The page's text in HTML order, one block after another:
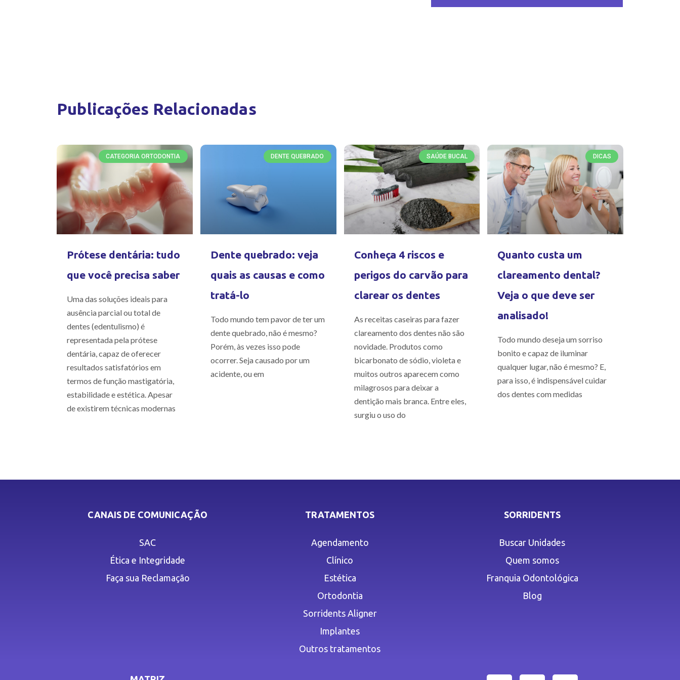
Publicações Relacionadas
CATEGORIA ORTODONTIA
Prótese dentária: tudo
que você precisa saber
Uma das soluções ideais para
ausência parcial ou total de
dentes (edentulismo) é
representada pela prótese
dentária, capaz de oferecer
resultados satisfatórios em
termos de função mastigatória,
estabilidade e estética. Apesar
de existirem técnicas modernas
DENTE QUEBRADO
Dente quebrado: veja
quais as causas e como
tratá-lo
Todo mundo tem pavor de ter um
dente quebrado, não é mesmo?
Porém, às vezes isso pode
ocorrer. Seja causado por um
acidente, ou em
SAÚDE BUCAL
Conheça 4 riscos e
perigos do carvão para
clarear os dentes
As receitas caseiras para fazer
clareamento dos dentes não são
novidade. Produtos como
bicarbonato de sódio, violeta e
muitos outros aparecem como
milagrosos para deixar a
dentição mais branca. Entre eles,
surgiu o uso do
DICAS
Quanto custa um
clareamento dental?
Veja o que deve ser
analisado!
Todo mundo deseja um sorriso
bonito e capaz de iluminar
qualquer lugar, não é mesmo? E,
para isso, é indispensável cuidar
dos dentes com medidas
CANAIS DE COMUNICAÇÃO
SAC
Ética e Integridade
Faça sua Reclamação
TRATAMENTOS
Agendamento
Clínico
Estética
Ortodontia
Sorridents Aligner
Implantes
Outros tratamentos
SORRIDENTS
Buscar Unidades
Quem somos
Franquia Odontológica
Blog